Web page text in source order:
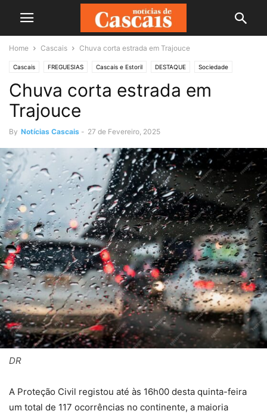
Home Cascais Chuva corta estrada em Trajouce
Cascais FREGUESIAS Cascais e Estoril DESTAQUE Sociedade
TRÂNSITO
Chuva corta estrada em
Trajouce
By Notícias Cascais - 27 de Fevereiro, 2025
DR
A Proteção Civil registou até às 16h00 desta quinta-feira
um total de 117 ocorrências no continente, a maioria